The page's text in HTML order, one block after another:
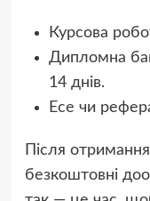
Курсова
Дипломна
14 днів.
Есе чи
Після
безкоштовні